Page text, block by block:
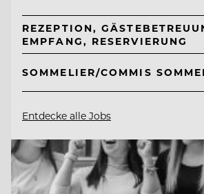
REZEPTION,
EMPFANG, RESERVIERUNG
SOMMELIER/COMMIS
Entdecke alle Jobs